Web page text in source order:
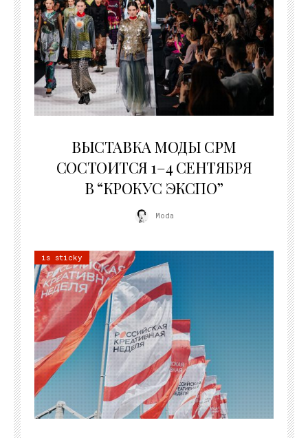
ВЫСТАВКА МОДЫ CPM
СОСТОИТСЯ 1–4 СЕНТЯБРЯ
В “КРОКУС ЭКСПО”
Moda
is sticky